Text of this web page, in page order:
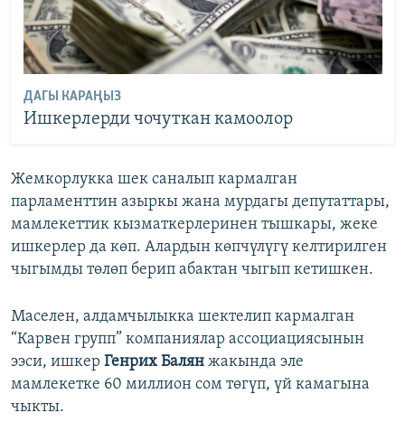
ДАГЫ КАРАҢЫЗ
Ишкерлерди чочуткан камоолор
Жемкорлукка шек саналып кармалган
парламенттин азыркы жана мурдагы депутаттары,
мамлекеттик кызматкерлеринен тышкары, жеке
ишкерлер да көп. Алардын көпчүлүгү келтирилген
чыгымды төлөп берип абактан чыгып кетишкен.
Маселен, алдамчылыкка шектелип кармалган
“Карвен групп” компаниялар ассоциациясынын
ээси, ишкер Генрих Балян жакында эле
мамлекетке 60 миллион сом төгүп, үй камагына
чыкты.